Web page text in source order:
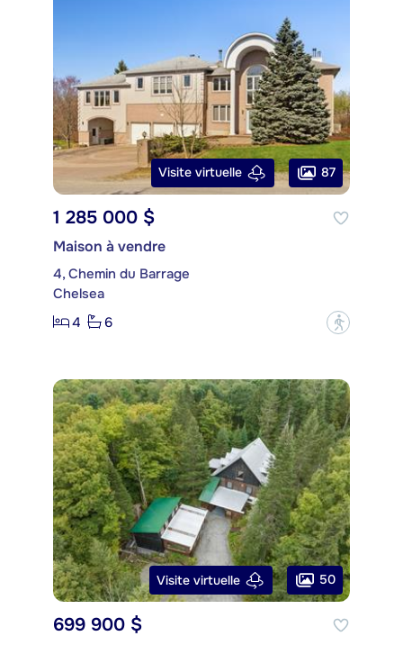
Visite virtuelle 87
1 285 000 $
Maison à vendre
4, Chemin du Barrage
Chelsea
4
6 ?
Visite virtuelle 50
699 900 $